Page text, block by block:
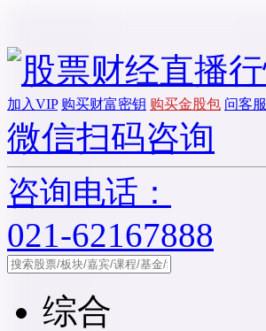
加入VIP 购买财富密钥 购买金股包 问客服
微信扫码咨询
咨询电话：
021-62167888
综合